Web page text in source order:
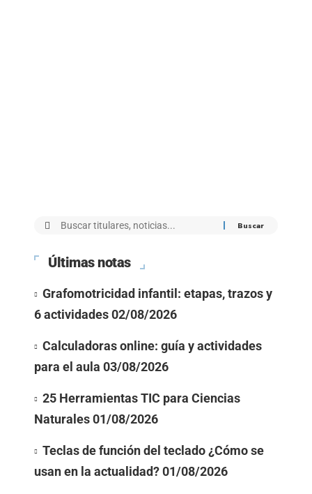
Últimas notas
Grafomotricidad infantil: etapas, trazos y
6 actividades02/08/2026
Calculadoras online: guía y actividades
para el aula 03/08/2026
25 Herramientas TIC para Ciencias
Naturales01/08/2026
Teclas de función del teclado ¿Cómo se
usan en la actualidad?01/08/2026